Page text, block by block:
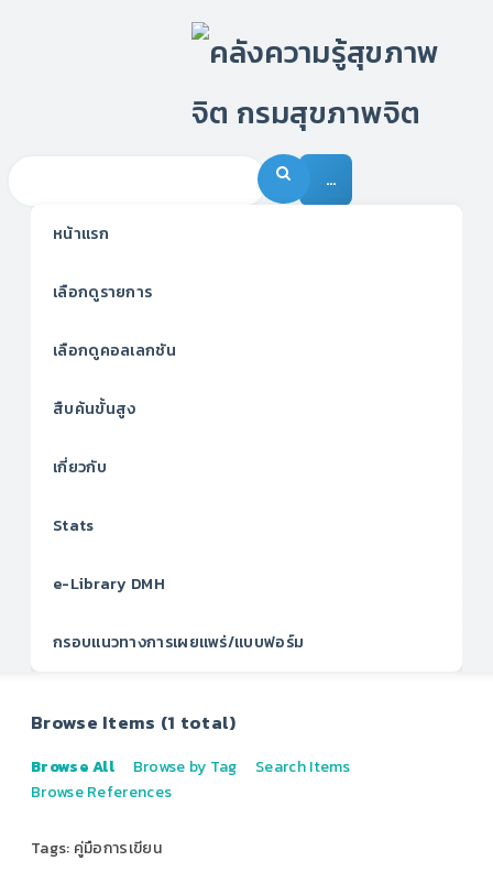
…
หน้าแรก
เลือกดูรายการ
เลือกดูคอลเลกชัน
สืบค้นขั้นสูง
เกี่ยวกับ
Stats
e-Library DMH
กรอบแนวทางการเผยแพร่/แบบฟอร์ม
Browse Items (1 total)
Browse All Browse by Tag
Search Items
Browse References
Tags: คู่มือการเขียน